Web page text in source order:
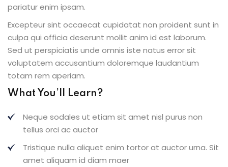
pariatur enim ipsam.
Excepteur sint occaecat cupidatat non proident sunt in
culpa qui officia deserunt mollit anim id est laborum.
Sed ut perspiciatis unde omnis iste natus error sit
voluptatem accusantium doloremque laudantium
totam rem aperiam.
What You’ll Learn?
Neque sodales ut etiam sit amet nisl purus non
tellus orci ac auctor
Tristique nulla aliquet enim tortor at auctor urna. Sit
amet aliquam id diam maer